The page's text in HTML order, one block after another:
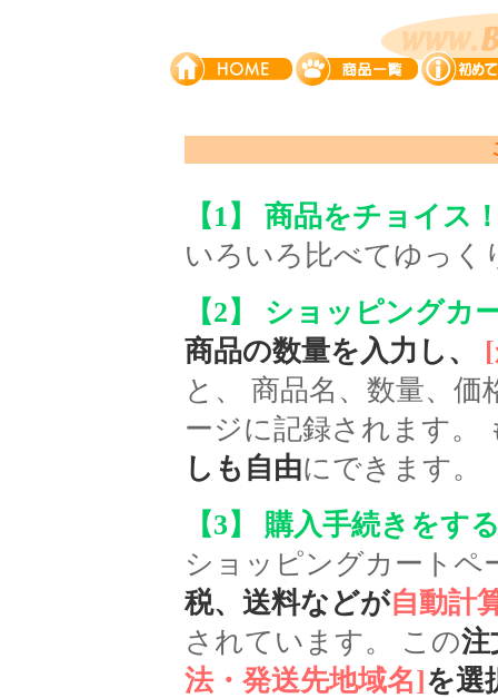
【1】 商品をチョイス
いろいろ比べてゆっく
【2】 ショッピングカ
商品の数量を入力し、
と、 商品名、数量、
ージに記録されます。
しも自由にできます。
【3】 購入手続きをす
ショッピングカートペ
税、送料などが自動計
されています。 この注
法・発送先地域名]を選